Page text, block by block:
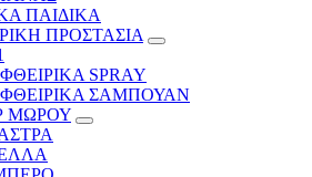
ΠΑΙΔΙΚΑ
ΠΡΟΣΤΑΣΙΑ
SPRAY
ΣΑΜΠΟΥΑΝ
ΜΩΡΟΥ